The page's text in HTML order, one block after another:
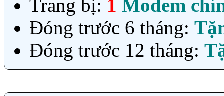
Trang bị: 1 Modem
Đóng trước 6 tháng:
Đóng trước 12 tháng: